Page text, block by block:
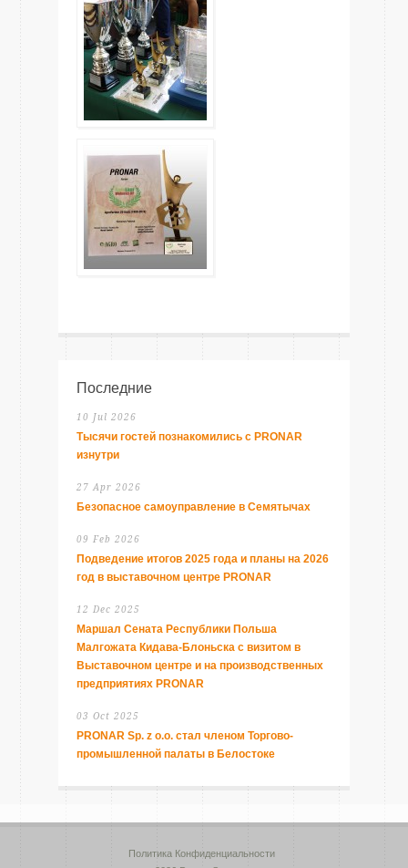
Последние
10 Jul 2026
Тысячи гостей познакомились с PRONAR
изнутри
27 Apr 2026
Безопасное самоуправление в Семятычах
09 Feb 2026
Подведение итогов 2025 года и планы на 2026
год в выставочном центре PRONAR
12 Dec 2025
Маршал Сената Республики Польша
Малгожата Кидава-Блоньска с визитом в
Выставочном центре и на производственных
предприятиях PRONAR
03 Oct 2025
PRONAR Sp. z o.o. стал членом Торгово-
промышленной палаты в Белостоке
Политика Конфиденциальности